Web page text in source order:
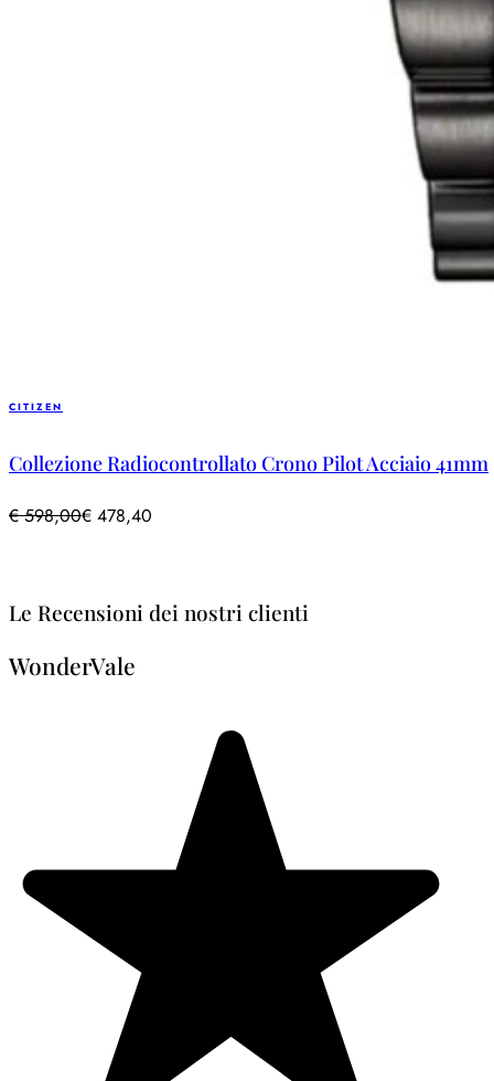
CITIZEN
Collezione Radiocontrollato Crono Pilot Acciaio 41mm
€598,00€ 478,40
Le Recensioni dei nostri clienti
WonderVale